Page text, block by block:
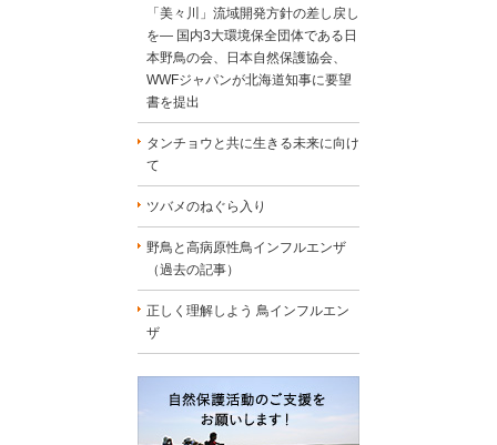
「美々川」流域開発方針の差し戻し
を― 国内3大環境保全団体である日
本野鳥の会、日本自然保護協会、
WWFジャパンが北海道知事に要望
書を提出
タンチョウと共に生きる未来に向け
て
ツバメのねぐら入り
野鳥と高病原性鳥インフルエンザ
（過去の記事）
正しく理解しよう 鳥インフルエン
ザ